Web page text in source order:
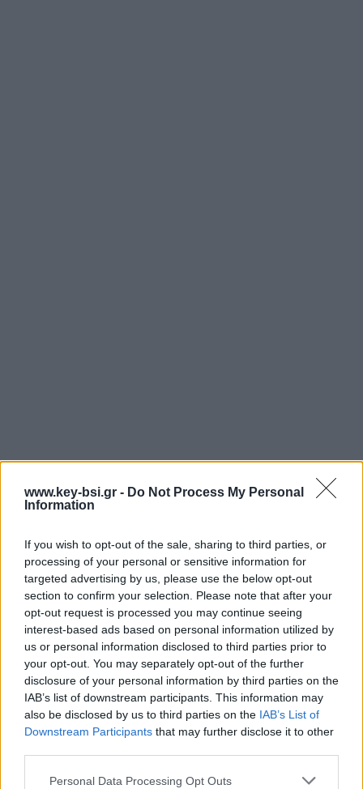
www.key-bsi.gr - Do Not Process My Personal
Information
If you wish to opt-out of the sale, sharing to third parties, or
processing of your personal or sensitive information for
targeted advertising by us, please use the below opt-out
section to confirm your selection. Please note that after your
opt-out request is processed you may continue seeing
interest-based ads based on personal information utilized by
us or personal information disclosed to third parties prior to
your opt-out. You may separately opt-out of the further
disclosure of your personal information by third parties on the
IAB’s list of downstream participants. This information may
also be disclosed by us to third parties on the IAB’s List of
Downstream Participants that may further disclose it to other
Please note that this website/app uses one or more Google
Personal Data Processing Opt Outs